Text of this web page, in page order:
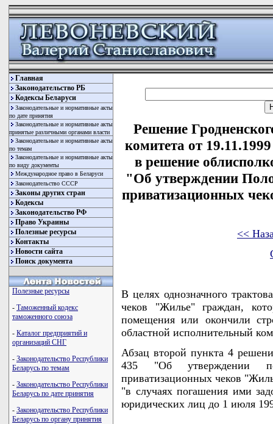
Главная
Законодательство РБ
Кодексы Беларуси
Законодательные и нормативные акты
по дате принятия
Законодательные и нормативные акты
принятые различными органами власти
Законодательные и нормативные акты
по темам
Законодательные и нормативные акты
по виду документы
Международное право в Беларуси
Законодательство СССР
Законы других стран
Кодексы
Законодательство РФ
Право Украины
Полезные ресурсы
Контакты
Новости сайта
Поиск документа
Полезные ресурсы
- Таможенный кодекс
таможенного союза
- Каталог предприятий и
организаций СНГ
- Законодательство Республики
Беларусь по темам
- Законодательство Республики
Беларусь по дате принятия
- Законодательство Республики
Беларусь по органу принятия
Решение
комитета от
в решение
"Об утверждении
приватизационных
<<
В целях однозначного
чеков "Жилье" граждан,
помещения или окончили
областной исполнительный
Абзац второй пункта 4
435 "Об утверждении
приватизационных чеков
"в случаях погашения ими
юридических лиц до 1 июля